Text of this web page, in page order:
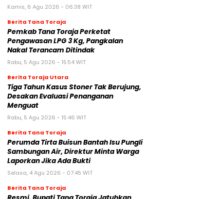
Kamis, 6 Agu 2026 - 06:38 WIT
Berita Tana Toraja
Pemkab Tana Toraja Perketat
Pengawasan LPG 3 Kg, Pangkalan
Nakal Terancam Ditindak
Rabu, 5 Agu 2026 - 15:54 WIT
Berita Toraja Utara
Tiga Tahun Kasus Stoner Tak Berujung,
Desakan Evaluasi Penanganan
Menguat
Rabu, 5 Agu 2026 - 15:46 WIT
Berita Tana Toraja
Perumda Tirta Buisun Bantah Isu Pungli
Sambungan Air, Direktur Minta Warga
Laporkan Jika Ada Bukti
Selasa, 4 Agu 2026 - 07:45 WIT
Berita Tana Toraja